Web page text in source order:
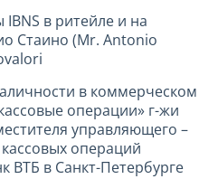
в ритейле и на
Стаино (Mr. Antonio
в коммерческом
операции» г-жи
управляющего –
операций
в Санкт-Петербурге